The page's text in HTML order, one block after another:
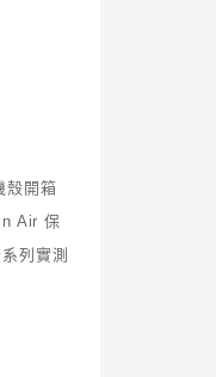
殼開箱
Air 保
列實測